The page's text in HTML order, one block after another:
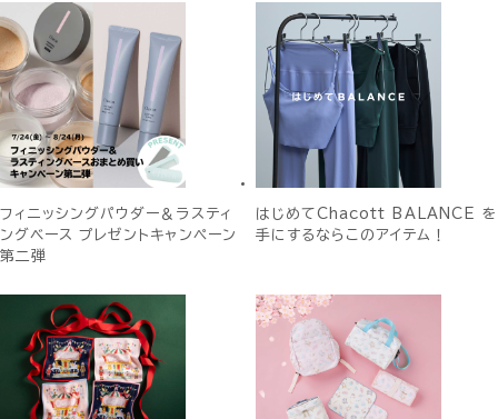
フィニッシングパウダー＆ラスティ
ングベース プレゼントキャンペーン
第二弾
はじめてChacott BALANCE を
手にするならこのアイテム！